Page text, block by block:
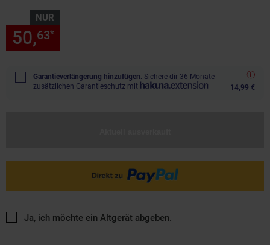
NUR
50,63*
Garantieverlängerung hinzufügen. Sichere dir 36 Monate
zusätzlichen Garantieschutz mit
14,99 €
Ja, ich möchte ein Altgerät abgeben.